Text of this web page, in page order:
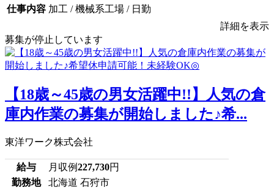
仕事内容 加工 / 機械系工場 / 日勤
詳細を表示
募集が停止しています
【18歳～45歳の男女活躍中!!】人気の倉
庫内作業の募集が開始しました♪希...
東洋ワーク株式会社
給与 月収例227,730円
勤務地
北海道 石狩市